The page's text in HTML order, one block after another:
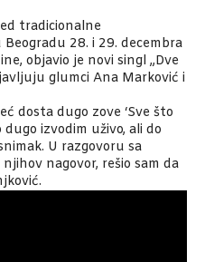
tradicionalne
28. i 29. decembra
objavio je novi singl „Dve
glumci Ana Marković i
dosta dugo zove ‘Sve što
izvodim uživo, ali do
U razgovoru sa
nagovor, rešio sam da